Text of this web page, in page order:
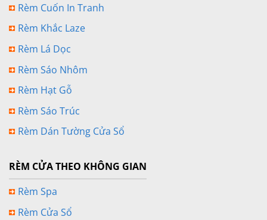
Rèm Cuốn In Tranh
Rèm Khắc Laze
Rèm Lá Dọc
Rèm Sáo Nhôm
Rèm Hạt Gỗ
Rèm Sáo Trúc
Rèm Dán Tường Cửa Sổ
RÈM CỬA THEO KHÔNG GIAN
Rèm Spa
Rèm Cửa Sổ